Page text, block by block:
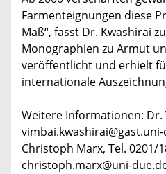
Farmenteignungen diese
Maß“, fasst Dr. Kwashirai
Monographien zu Armut
veröffentlicht und erhielt
internationale
Weitere Informationen: Dr.
Christoph Marx, Tel. 0201/
christoph.marx@uni-